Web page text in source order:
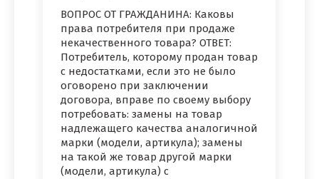
ВОПРОС ОТ ГРАЖДАНИНА: Каковы
права потребителя при продаже
некачественного товара? ОТВЕТ:
Потребитель, которому продан товар
с недостатками, если это не было
оговорено при заключении
договора, вправе по своему выбору
потребовать: замены на товар
надлежащего качества аналогичной
марки (модели, артикула); замены
на такой же товар другой марки
(модели, артикула) с